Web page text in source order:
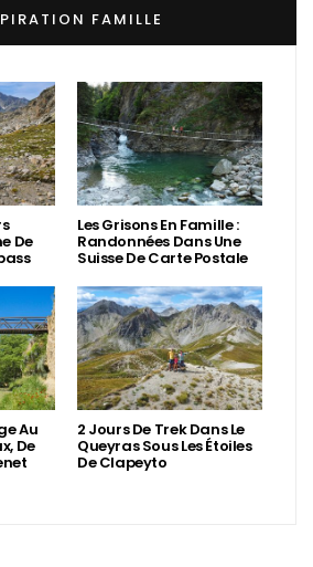
FAMILLE
De
Les Grisons En Famille :
Randonnées Dans Une
Suisse De Carte Postale
Au
De
2 Jours De Trek Dans Le
Queyras Sous Les Étoiles
De Clapeyto